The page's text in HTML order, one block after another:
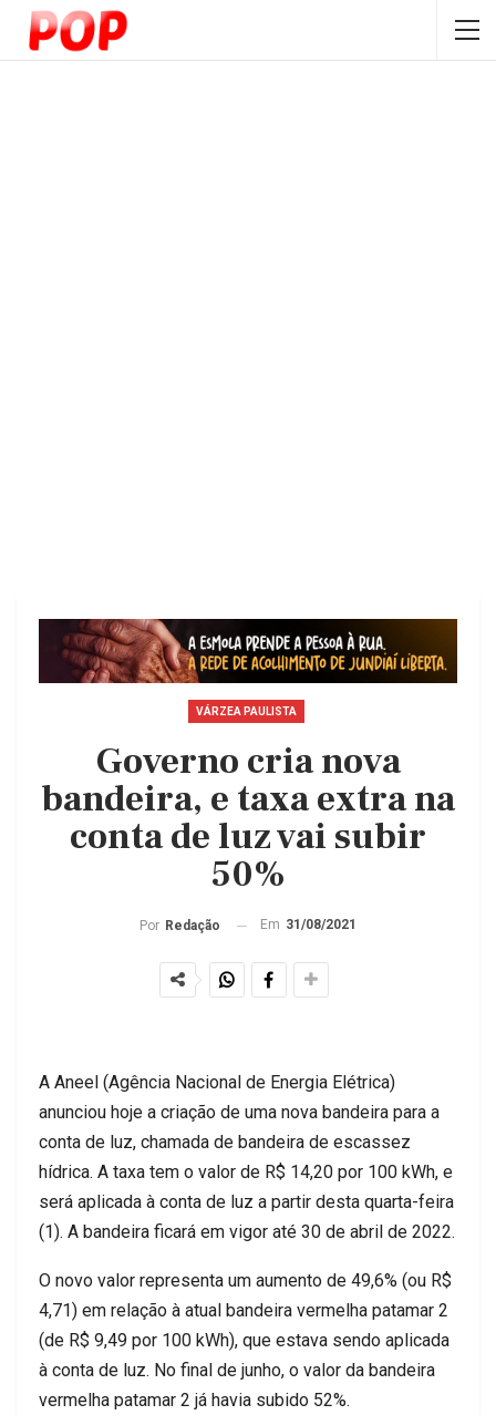
VÁRZEA PAULISTA
Governo cria nova
bandeira, e taxa extra na
conta de luz vai subir
50%
Por Redação Em 31/08/2021
A Aneel (Agência Nacional de Energia Elétrica)
anunciou hoje a criação de uma nova bandeira para a
conta de luz, chamada de bandeira de escassez
hídrica. A taxa tem o valor de R$ 14,20 por 100 kWh, e
será aplicada à conta de luz a partir desta quarta-feira
(1). A bandeira ficará em vigor até 30 de abril de 2022.
O novo valor representa um aumento de 49,6% (ou R$
4,71) em relação à atual bandeira vermelha patamar 2
(de R$ 9,49 por 100 kWh), que estava sendo aplicada
à conta de luz. No final de junho, o valor da bandeira
vermelha patamar 2 já havia subido 52%.